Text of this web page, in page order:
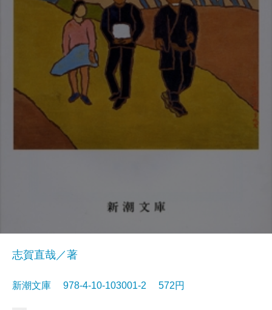
志賀直哉／著
新潮文庫 978-4-10-103001-2 572円